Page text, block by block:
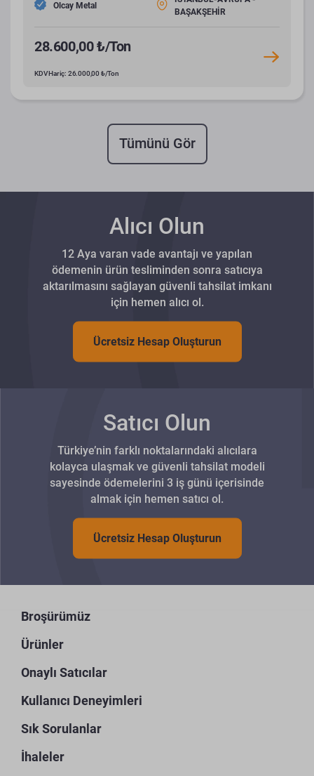
Olcay Metal
BAŞAKŞEHİR
28.600,00 ₺/Ton
KDV Hariç: 26.000,00 ₺/Ton
Tümünü Gör
Alıcı Olun
12 Aya varan vade avantajı ve yapılan
ödemenin ürün tesliminden sonra satıcıya
aktarılmasını sağlayan güvenli tahsilat imkanı
için hemen alıcı ol.
Ücretsiz Hesap Oluşturun
Satıcı Olun
Türkiye’nin farklı noktalarındaki alıcılara
kolayca ulaşmak ve güvenli tahsilat modeli
sayesinde ödemelerini 3 iş günü içerisinde
almak için hemen satıcı ol.
Ücretsiz Hesap Oluşturun
Broşürümüz
Ürünler
Onaylı Satıcılar
Kullanıcı Deneyimleri
Sık Sorulanlar
İhaleler